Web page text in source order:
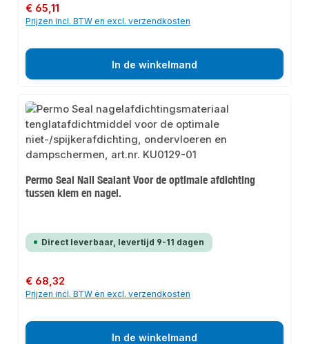
Normale prijs:
€ 65,11
Prijzen incl. BTW en excl. verzendkosten
In de winkelmand
Permo Seal Nail Sealant Voor de optimale afdichting
tussen klem en nagel.
Direct leverbaar, levertijd 9-11 dagen
Normale prijs:
€ 68,32
Prijzen incl. BTW en excl. verzendkosten
In de winkelmand